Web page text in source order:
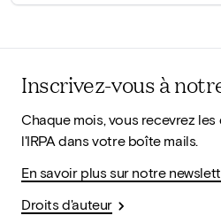
Inscrivez-vous à
Chaque mois, vous recevrez
l'IRPA dans votre boîte mails.
En savoir plus sur notre
Droits d'auteur